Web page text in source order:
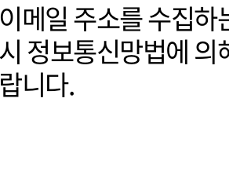
메일 주소를 수집하
정보통신망법에
니다.